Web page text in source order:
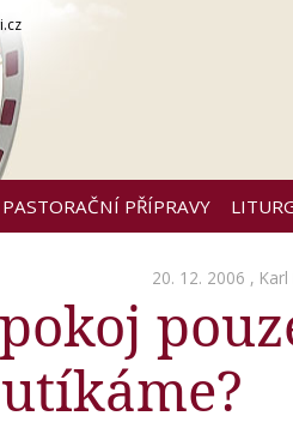
PASTORAČNÍ PŘÍPRAVY
20. 12. 2006 ,